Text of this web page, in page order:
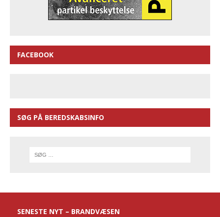
FACEBOOK
SØG PÅ BEREDSKABSINFO
SENESTE NYT – BRANDVÆSEN